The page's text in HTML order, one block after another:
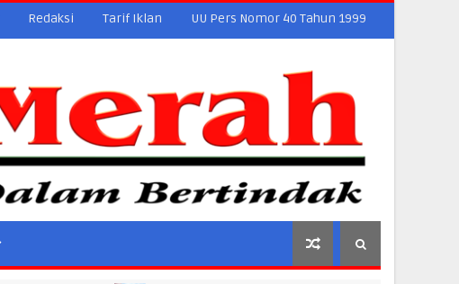
Redaksi Tarif Iklan UU Pers Nomor 40 Tahun 1999